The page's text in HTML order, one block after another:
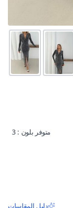
متوفر بلون : 3
دليل المقاسات